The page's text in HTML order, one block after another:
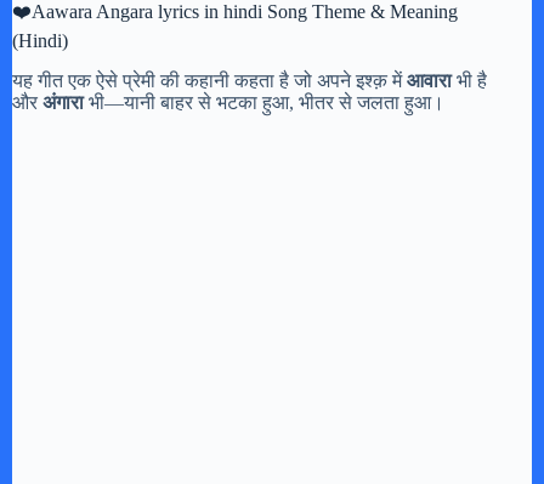
❤️Aawara Angara lyrics in hindi Song Theme & Meaning
(Hindi)
यह गीत एक ऐसे प्रेमी की कहानी कहता है जो अपने इश्क़ मेंआवाराभी है
और अंगाराभी—यानी बाहर से भटका हुआ, भीतर से जलता हुआ।